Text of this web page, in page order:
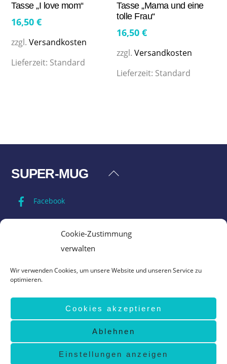
Cookie-Zustimmung
verwalten
Wir verwenden Cookies, um unsere Website und unseren Service zu
optimieren.
Cookies akzeptieren
Ablehnen
Einstellungen anzeigen
Tasse „I love mom“
16,50€
zzgl.Versandkosten
Lieferzeit: Standard
Tasse „Mama und eine
tolle Frau“
16,50€
zzgl.Versandkosten
Lieferzeit: Standard
Back
SUPER-MUG
Facebook
Vertrag widerrufen
Super-Mug 2026 design bywww.grafik-ewald.de